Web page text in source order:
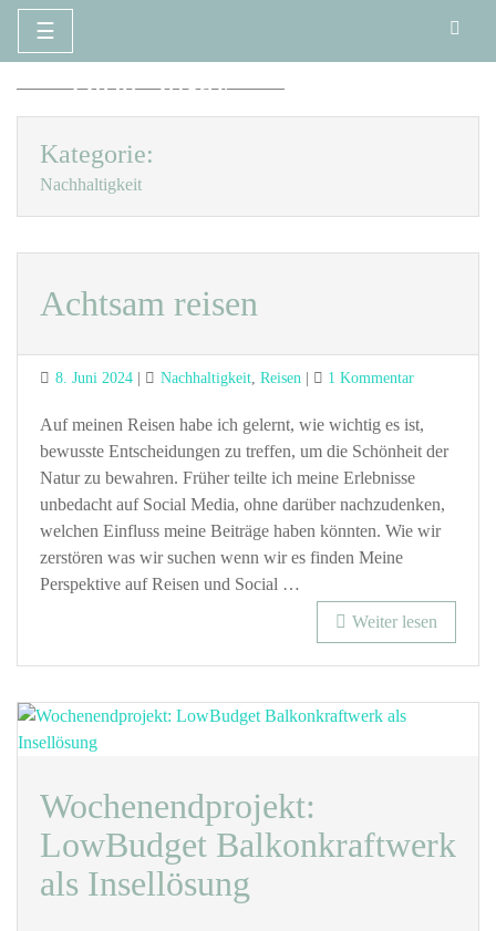
☰
Blog Susay
Kategorie:
Nachhaltigkeit
Achtsam reisen
Posted
8. Juni 2024 Categories
Nachhaltigkeit, Reisen 1 Kommentarzu
reisen
Auf meinen Reisen habe ich gelernt, wie wichtig es ist,
bewusste Entscheidungen zu treffen, um die Schönheit der
Natur zu bewahren. Früher teilte ich meine Erlebnisse
unbedacht auf Social Media, ohne darüber nachzudenken,
welchen Einfluss meine Beiträge haben könnten. Wie wir
zerstören was wir suchen wenn wir es finden Meine
Perspektive auf Reisen und Social …
Weiter lesen
Wochenendprojekt:
LowBudget Balkonkraftwerk
als Insellösung